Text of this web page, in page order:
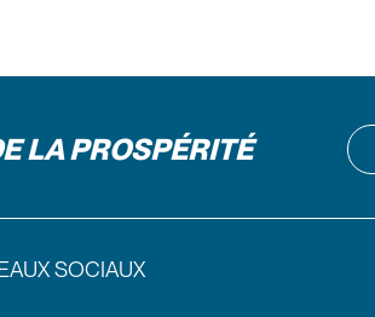
LA PROSPÉRITÉ
SOCIAUX